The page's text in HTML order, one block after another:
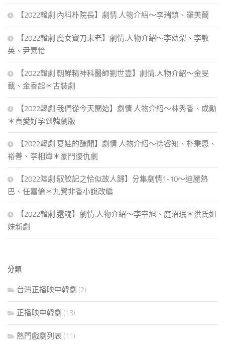
【2022韓劇 內科朴院長】劇情.人物介紹～李瑞鎮、羅美蘭
【2022韓劇 魔女寶刀未老】劇情.人物介紹～李幼梨、李敏
英、尹素怡
【2022韓劇 朝鮮精神科醫師劉世豐】劇情.人物介紹～金旻
載、金香起＊古裝劇
【2022韓劇 我們從今天開始】劇情.人物介紹～林秀香、成勛
＊貞愛好孕到韓劇版
【2022韓劇 夏娃的醜聞】劇情.人物介紹～徐睿知、朴秉恩、
裕善、李相燁＊豪門復仇劇
【2022陸劇 馭鮫記之恰似故人歸】分集劇情1-10～迪麗熱
巴、任嘉倫＊九鷺非香小說改編
【2022韓劇 還魂】劇情.人物介紹～李宰旭、庭沼珉＊洪氏姐
妹新劇
分類
台灣正播映中韓劇 (2)
正播映中韓劇 (13)
熱門戲劇列表 (11)